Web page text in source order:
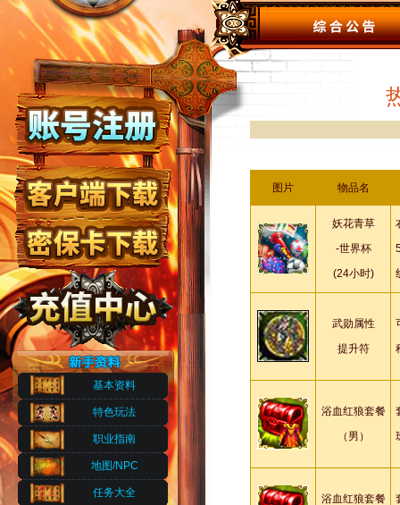
基本资料
特色玩法
职业指南
地图/NPC
任务大全
图片 物品名
妖花青草
-世界杯
(24小时)
武勋属性
提升符
浴血红狼套餐
（男）
浴血红狼套餐